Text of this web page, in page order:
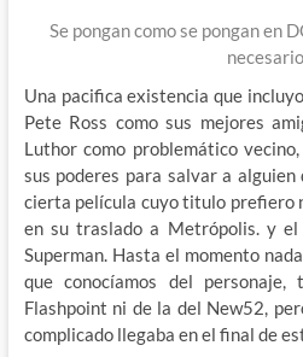
Se pongan como se pongan en
Una pacifica existencia que
Pete Ross como sus mejores
Luthor como problemático
sus poderes para salvar a
cierta película cuyo titulo prefiero
en su traslado a Metrópolis. y
Superman. Hasta el momento
que conocíamos del
Flashpoint ni de la del New52,
complicado llegaba en el final de